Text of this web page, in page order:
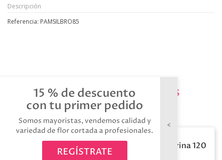
15 % de descuento
con tu primer pedido
Somos mayoristas, vendemos calidad y
variedad de flor cortada a profesionales.
REGÍSTRATE
Descripción
Referencia: PAMSILBRO85
Productos relacionados
Berk natural purpurina 120
x5t